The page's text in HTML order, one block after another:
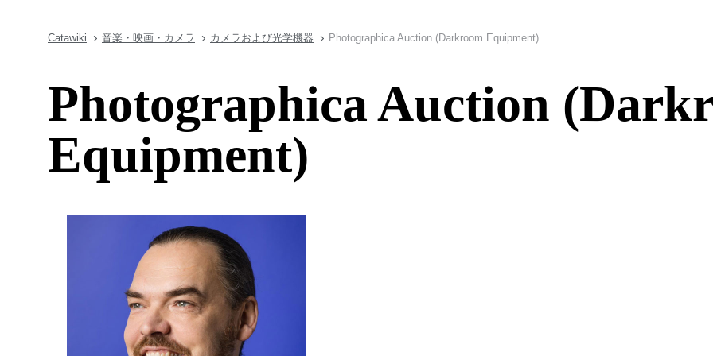
Catawiki 音楽・映画・カメラ カメラおよび光学機器 Photographica Auction (Darkroom Equipment)
Photographica Auction
Equipment)